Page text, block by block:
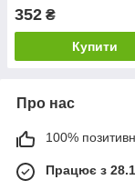
352 ₴
Купити
Про нас
100%
Працює з